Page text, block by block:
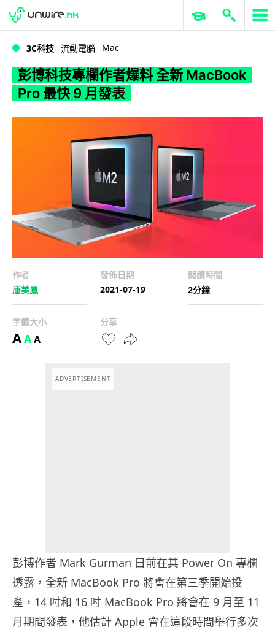
WWDC 2026 ERP 與商業 AI
3C科技 流動電腦 Mac
彭博科技專欄作者爆料 全新 MacBook
Pro 最快 9 月發表
作者
唐美鳳
發佈日期
2021-07-19
閱讀時間
2分鐘
字體大小
AAA
分享
ADVERTISEMENT
彭博作者 Mark Gurman 日前在其 Power On 專欄
透露，全新 MacBook Pro 將會在第三季開始投
產，14 吋和 16 吋 MacBook Pro 將會在 9 月至 11
月期間發表，他估計 Apple 會在這段時間舉行多次